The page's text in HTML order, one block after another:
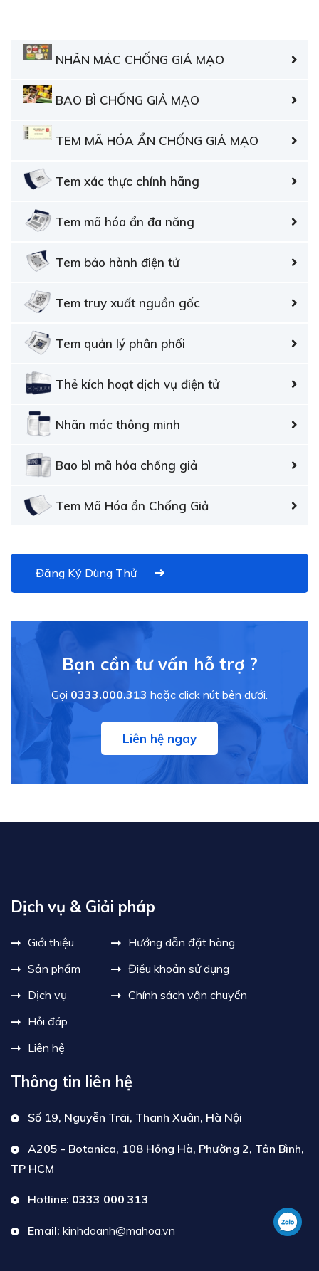
NHÃN MÁC CHỐNG GIẢ MẠO
BAO BÌ CHỐNG GIẢ MẠO
TEM MÃ HÓA ẨN CHỐNG GIẢ MẠO
Tem xác thực chính hãng
Tem mã hóa ẩn đa năng
Tem bảo hành điện tử
Tem truy xuất nguồn gốc
Tem quản lý phân phối
Thẻ kích hoạt dịch vụ điện tử
Nhãn mác thông minh
Bao bì mã hóa chống giả
Tem Mã Hóa ẩn Chống Giả
Đăng Ký Dùng Thử
Bạn cần tư vấn hỗ trợ ?
Gọi 0333.000.313 hoặc click nút bên dưới.
Liên hệ ngay
Dịch vụ & Giải pháp
Giới thiệu
Sản phẩm
Dịch vụ
Hỏi đáp
Liên hệ
Hướng dẫn đặt hàng
Điều khoản sử dụng
Chính sách vận chuyển
Thông tin liên hệ
Số 19, Nguyễn Trãi, Thanh Xuân, Hà Nội
A205 - Botanica, 108 Hồng Hà, Phường 2, Tân Bình,
TP HCM
Hotline: 0333 000 313
Email: kinhdoanh@mahoa.vn